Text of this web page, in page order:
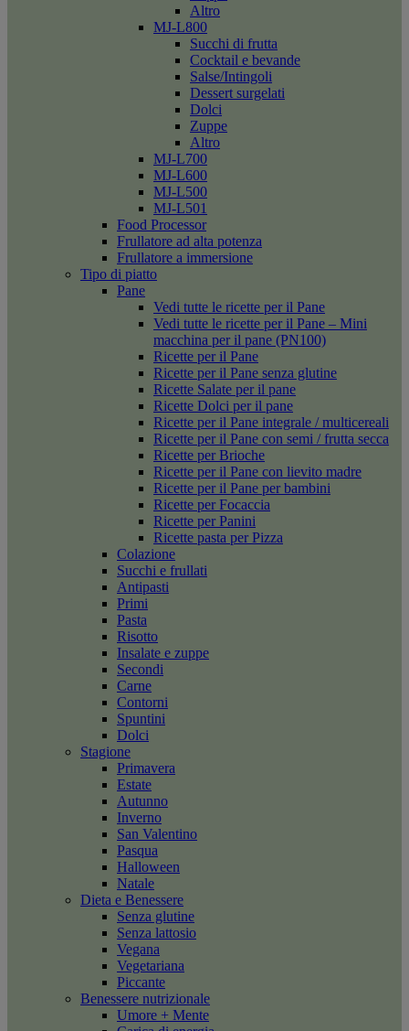
Altro
MJ-L800
Succhi di frutta
Cocktail e bevande
Salse/Intingoli
Dessert surgelati
Dolci
Zuppe
Altro
MJ-L700
MJ-L600
MJ-L500
MJ-L501
Food Processor
Frullatore ad alta potenza
Frullatore a immersione
Tipo di piatto
Pane
Vedi tutte le ricette per il Pane
Vedi tutte le ricette per il Pane – Mini
macchina per il pane (PN100)
Ricette per il Pane
Ricette per il Pane senza glutine
Ricette Salate per il pane
Ricette Dolci per il pane
Ricette per il Pane integrale / multicereali
Ricette per il Pane con semi / frutta secca
Ricette per Brioche
Ricette per il Pane con lievito madre
Ricette per il Pane per bambini
Ricette per Focaccia
Ricette per Panini
Ricette pasta per Pizza
Colazione
Succhi e frullati
Antipasti
Primi
Pasta
Risotto
Insalate e zuppe
Secondi
Carne
Contorni
Spuntini
Dolci
Stagione
Primavera
Estate
Autunno
Inverno
San Valentino
Pasqua
Halloween
Natale
Dieta e Benessere
Senza glutine
Senza lattosio
Vegana
Vegetariana
Piccante
Benessere nutrizionale
Umore + Mente